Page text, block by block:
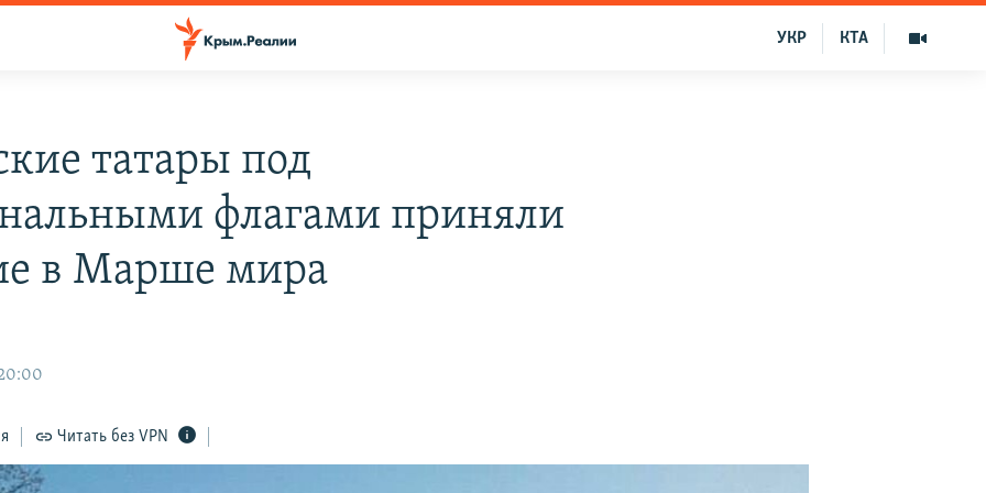
КТА
УКР
татары под
флагами приняли
в Марше мира
Читать без VPN